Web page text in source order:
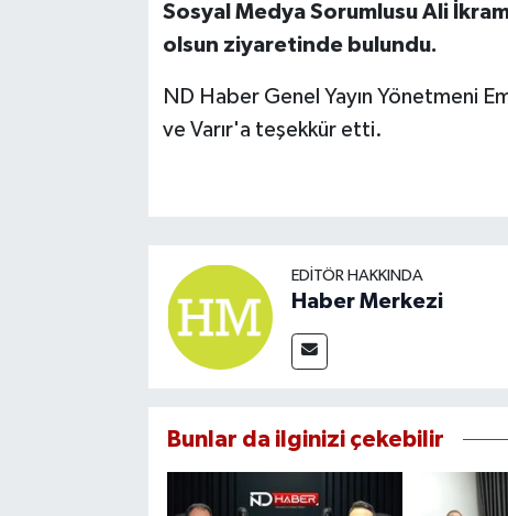
Sosyal Medya Sorumlusu Ali
olsun ziyaretinde bulundu.
ND Haber Genel Yayın Yönetmeni
ve Varır'a teşekkür etti.
EDITÖR HAKKINDA
Haber Merkezi
Bunlar da ilginizi çekebilir